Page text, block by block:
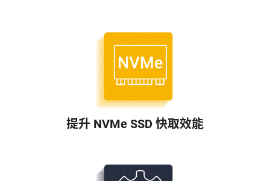
提升 NVMe SSD 快取效能